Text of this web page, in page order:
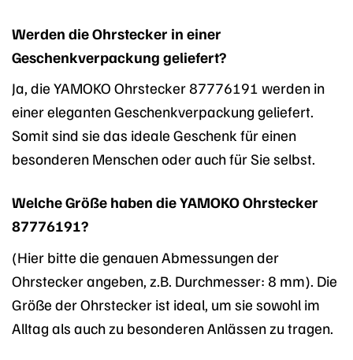
Werden die Ohrstecker in einer
Geschenkverpackung geliefert?
Ja, die YAMOKO Ohrstecker 87776191 werden in
einer eleganten Geschenkverpackung geliefert.
Somit sind sie das ideale Geschenk für einen
besonderen Menschen oder auch für Sie selbst.
Welche Größe haben die YAMOKO Ohrstecker
87776191?
(Hier bitte die genauen Abmessungen der
Ohrstecker angeben, z.B. Durchmesser: 8 mm). Die
Größe der Ohrstecker ist ideal, um sie sowohl im
Alltag als auch zu besonderen Anlässen zu tragen.